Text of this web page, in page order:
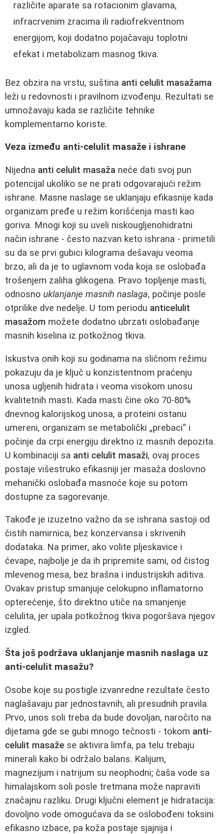
različite aparate sa rotacionim glavama,
infracrvenim zracima ili radiofrekventnom
energijom, koji dodatno pojačavaju toplotni
efekat i metabolizam masnog tkiva.
Bez obzira na vrstu, suština anti celulit masažama
leži u redovnosti i pravilnom izvođenju. Rezultati se
umnožavaju kada se različite tehnike
komplementarno koriste.
Veza između anti-celulit masaže i ishrane
Nijedna anti celulit masaža neće dati svoj pun
potencijal ukoliko se ne prati odgovarajući režim
ishrane. Masne naslage se uklanjaju efikasnije kada
organizam pređe u režim korišćenja masti kao
goriva. Mnogi koji su uveli niskougljenohidratni
način ishrane - često nazvan keto ishrana - primetili
su da se prvi gubici kilograma dešavaju veoma
brzo, ali da je to uglavnom voda koja se oslobađa
trošenjem zaliha glikogena. Pravo topljenje masti,
odnosno uklanjanje masnih naslaga, počinje posle
otprilike dve nedelje. U tom periodu anticelulit
masažom možete dodatno ubrzati oslobađanje
masnih kiselina iz potkožnog tkiva.
Iskustva onih koji su godinama na sličnom režimu
pokazuju da je ključ u konzistentnom praćenju
unosa ugljenih hidrata i veoma visokom unosu
kvalitetnih masti. Kada masti čine oko 70-80%
dnevnog kalorijskog unosa, a proteini ostanu
umereni, organizam se metabolički „prebaci“ i
počinje da crpi energiju direktno iz masnih depozita.
U kombinaciji sa anti celulit masaži, ovaj proces
postaje višestruko efikasniji jer masaža doslovno
mehanički oslobađa masnoće koje su potom
dostupne za sagorevanje.
Takođe je izuzetno važno da se ishrana sastoji od
čistih namirnica, bez konzervansa i skrivenih
dodataka. Na primer, ako volite pljeskavice i
ćevape, najbolje je da ih pripremite sami, od čistog
mlevenog mesa, bez brašna i industrijskih aditiva.
Ovakav pristup smanjuje celokupno inflamatorno
opterećenje, što direktno utiče na smanjenje
celulita, jer upala potkožnog tkiva pogoršava njegov
izgled.
Šta još podržava uklanjanje masnih naslaga uz
anti-celulit masažu?
Osobe koje su postigle izvanredne rezultate često
naglašavaju par jednostavnih, ali presudnih pravila.
Prvo, unos soli treba da bude dovoljan, naročito na
dijetama gde se gubi mnogo tečnosti - tokom anti-
celulit masaže se aktivira limfa, pa telu trebaju
minerali kako bi održalo balans. Kalijum,
magnezijum i natrijum su neophodni; čaša vode sa
himalajskom soli posle tretmana može napraviti
značajnu razliku. Drugi ključni element je hidratacija:
dovoljno vode omogućava da se oslobođeni toksini
efikasno izbace, pa koža postaje sjajnija i